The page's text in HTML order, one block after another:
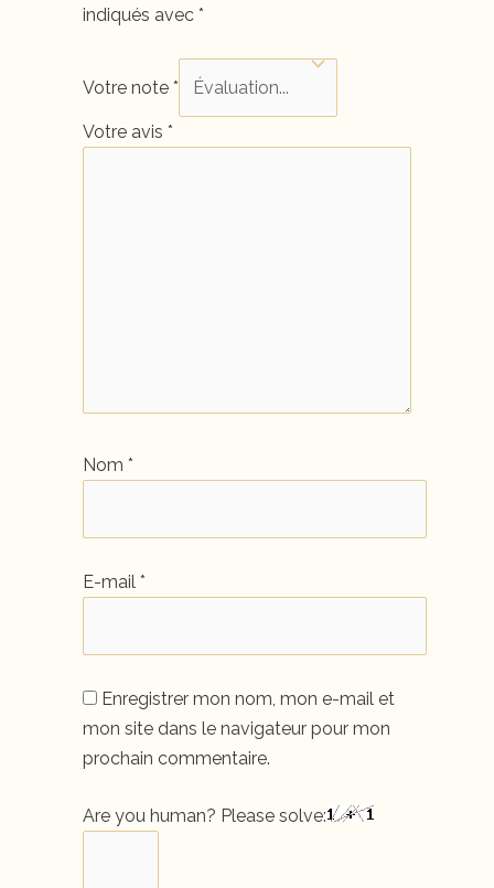
indiqués avec *
Votre note *
Votre avis *
Nom *
E-mail *
Enregistrer mon nom, mon e-mail et
mon site dans le navigateur pour mon
prochain commentaire.
Are you human? Please solve: